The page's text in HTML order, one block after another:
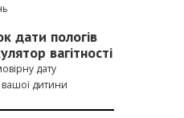
дати пологів
вагітності
дату
дитини